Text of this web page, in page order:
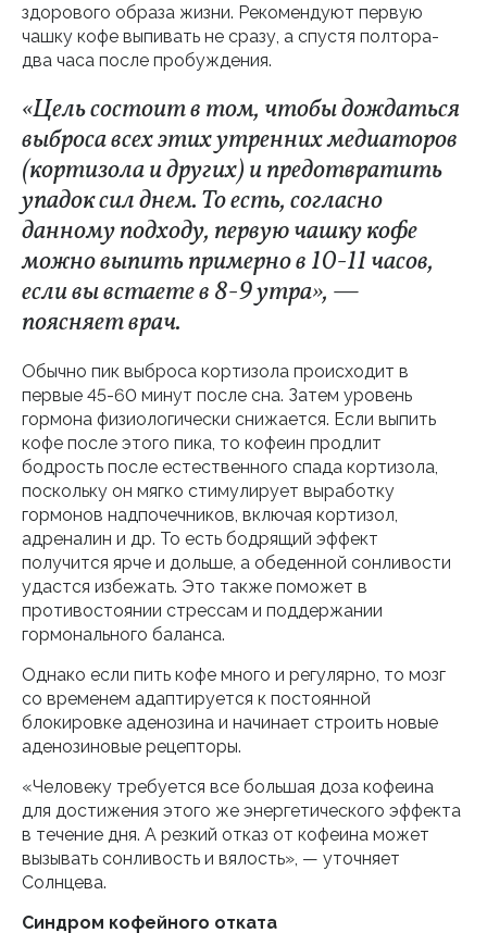
здорового образа жизни. Рекомендуют первую
чашку кофе выпивать не сразу, а спустя полтора-
два часа после пробуждения.
«Цель состоит в том, чтобы дождаться
выброса всех этих утренних медиаторов
(кортизола и других) и предотвратить
упадок сил днем. То есть, согласно
данному подходу, первую чашку кофе
можно выпить примерно в 10-11 часов,
если вы встаете в 8-9 утра», —
поясняет врач.
Обычно пик выброса кортизола происходит в
первые 45-60 минут после сна. Затем уровень
гормона физиологически снижается. Если выпить
кофе после этого пика, то кофеин продлит
бодрость после естественного спада кортизола,
поскольку он мягко стимулирует выработку
гормонов надпочечников, включая кортизол,
адреналин и др. То есть бодрящий эффект
получится ярче и дольше, а обеденной сонливости
удастся избежать. Это также поможет в
противостоянии стрессам и поддержании
гормонального баланса.
Однако если пить кофе много и регулярно, то мозг
со временем адаптируется к постоянной
блокировке аденозина и начинает строить новые
аденозиновые рецепторы.
«Человеку требуется все большая доза кофеина
для достижения этого же энергетического эффекта
в течение дня. А резкий отказ от кофеина может
вызывать сонливость и вялость», — уточняет
Солнцева.
Синдром кофейного отката